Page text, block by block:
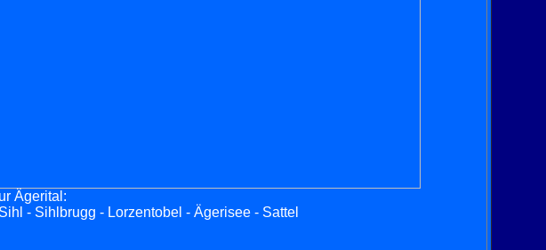
Ägerital:
- Sihlbrugg - Lorzentobel - Ägerisee - Sattel